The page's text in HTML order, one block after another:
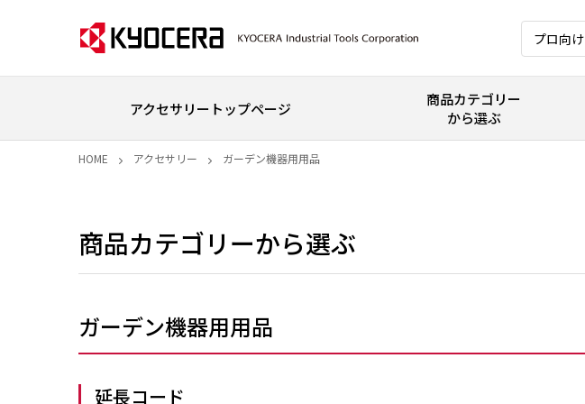
プロ向け
アクセサリートップページ
商品カテゴリー
から選ぶ
HOME アクセサリー ガーデン機器用用品
商品カテゴリーから選ぶ
ガーデン機器用用品
延長コード